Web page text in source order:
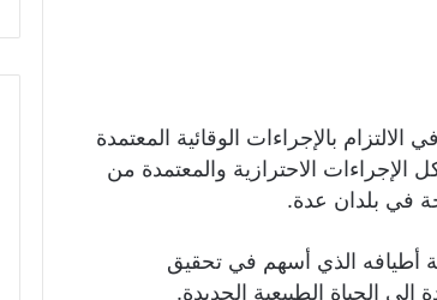
بالإجراءات الوقائية المعتمدة
الإجراءات الاحترازية والمعتمدة من
في بلدان عدة.
أطيافه الذي أسهم في تحقيق
الحياة الطبيعية الجديدة.